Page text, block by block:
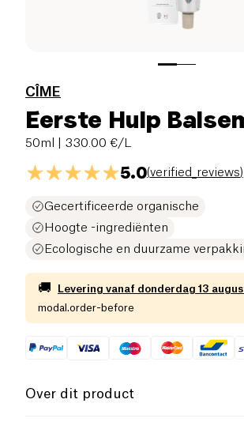
CÎME
Eerste Hulp
50ml | 330.00 €/L
5.0(verified_reviews)
Gecertificeerde organische
Hoogte -ingrediënten
Ecologische en duurzame
🚚 Levering vanaf donderdag 13
modal.order-before
Over dit product